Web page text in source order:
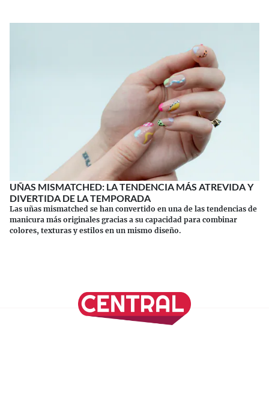
UÑAS MISMATCHED: LA TENDENCIA MÁS ATREVIDA Y
DIVERTIDA DE LA TEMPORADA
Las uñas mismatched se han convertido en una de las tendencias de
manicura más originales gracias a su capacidad para combinar
colores, texturas y estilos en un mismo diseño.